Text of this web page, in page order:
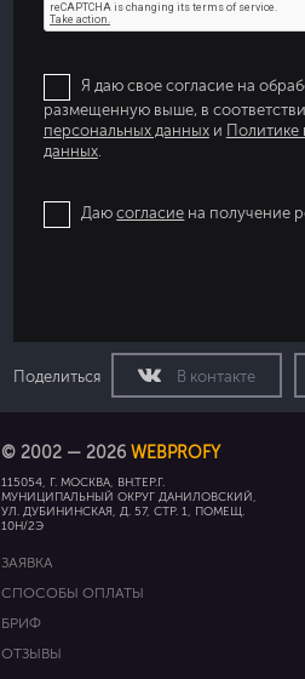
Я даю свое согласие на
размещенную выше, в
персональных данныхи
данных.
Даюсогласие на получение
Поделиться В контакте
© 2002 — 2026 WEBPROFY
115054, Г. МОСКВА, ВН.ТЕР.Г.
МУНИЦИПАЛЬНЫЙ ОКРУГ ДАНИЛОВСКИЙ,
УЛ. ДУБИНИНСКАЯ, Д. 57, СТР. 1, ПОМЕЩ.
10Н/2Э
ЗАЯВКА
СПОСОБЫ ОПЛАТЫ
БРИФ
ОТЗЫВЫ